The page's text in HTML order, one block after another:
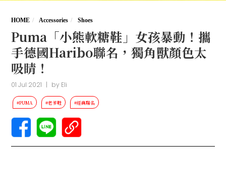
HOME Accessories Shoes
Puma「小熊軟糖鞋」女孩暴動！攜
手德國Haribo聯名，獨角獸顏色太
吸睛！
01 Jul 2021 | by Eli
#PUMA #老爹鞋 #經典聯名